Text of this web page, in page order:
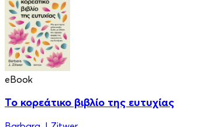
eBook
Το κορεάτικο βιβλίο της ευτυχίας